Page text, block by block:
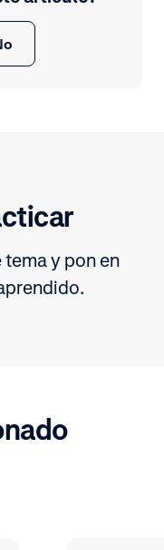
y pon en